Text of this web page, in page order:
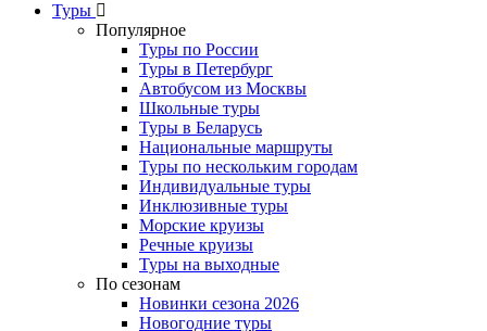
Туры
Популярное
Туры по России
Туры в Петербург
Автобусом из Москвы
Школьные туры
Туры в Беларусь
Национальные маршруты
Туры по нескольким городам
Индивидуальные туры
Инклюзивные туры
Морские круизы
Речные круизы
Туры на выходные
По сезонам
Новинки сезона 2026
Новогодние туры